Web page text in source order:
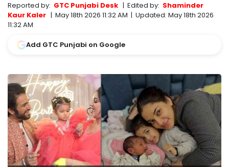
Reported by: GTC Punjabi Desk | Edited by: Shaminder
Kaur Kaler | May 18th 2026 11:32 AM | Updated: May 18th 2026
11:32 AM
Add GTC Punjabi on Google